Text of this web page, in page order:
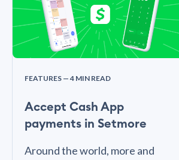
FEATURES — 4 MIN READ
Accept Cash App
payments in Setmore
Around the world, more and